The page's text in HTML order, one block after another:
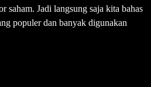
saham. Jadi langsung saja kita bahas
populer dan banyak digunakan